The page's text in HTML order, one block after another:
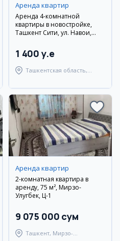
Аренда квартир
Аренда 4-комнатной
квартиры в новостройке,
Ташкент Сити, ул. Навои,
Навои
1 400 y.e
Ташкентская область,
Аренда квартир
2-комнатная квартира в
аренду, 75 м², Мирзо-
Улугбек, Ц-1
9 075 000 сум
Ташкент, Мирзо-